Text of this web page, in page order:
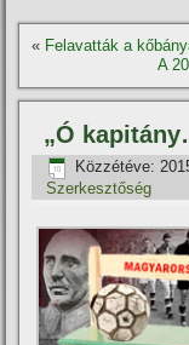
« Felavatták a
A
„Ó
Közzétéve:
Szerkesztőség